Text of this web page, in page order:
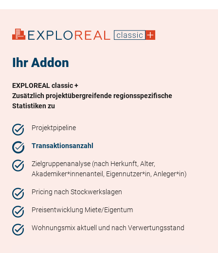
Ihr Addon
EXPLOREAL classic +
Zusätzlich projektübergreifende regionsspezifische
Statistiken zu
Projektpipeline
Transaktionsanzahl
Zielgruppenanalyse (nach Herkunft, Alter,
Akademiker*innenanteil, Eigennutzer*in, Anleger*in)
Pricing nach Stockwerkslagen
Preisentwicklung Miete/Eigentum
Wohnungsmix aktuell und nach Verwertungsstand